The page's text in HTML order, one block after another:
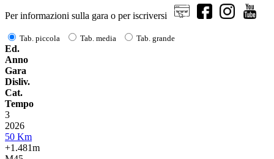
Per informazioni sulla gara o per iscriversi
Tab. piccola Tab. media Tab. grande
Ed.
Anno
Gara
Disliv.
Cat.
Tempo
3
2026
50 Km
+1.481m